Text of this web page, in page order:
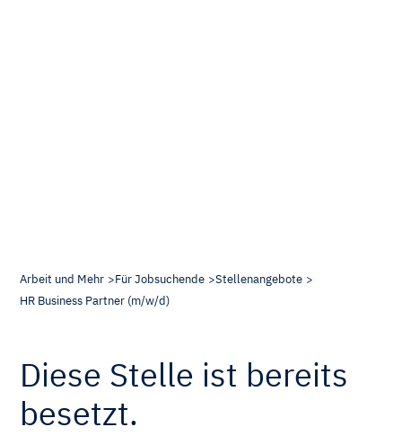
Arbeit und Mehr Für Jobsuchende
Stellenangebote
HR Business Partner (m/w/d)
Diese Stelle ist bereits
besetzt.